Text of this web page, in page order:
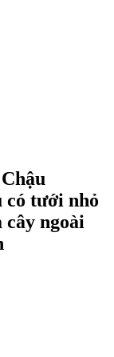
có tưới nhỏ
cây ngoài